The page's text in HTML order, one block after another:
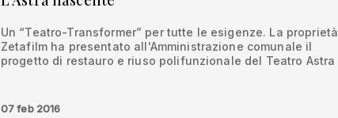
Un “Teatro-Transformer” per tutte le esigenze. La proprietà
Zetafilm ha presentato all'Amministrazione comunale il
progetto di restauro e riuso polifunzionale del Teatro Astra
07 feb 2016